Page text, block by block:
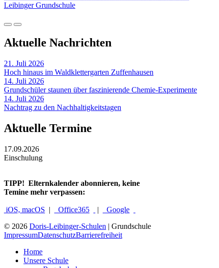
Leibinger Grundschule
Aktuelle Nachrichten
21. Juli 2026
Hoch hinaus im Waldklettergarten Zuffenhausen
14. Juli 2026
Grundschüler staunen über faszinierende Chemie-Experimente
14. Juli 2026
Nachtrag zu den Nachhaltigkeitstagen
Aktuelle Termine
17.09.2026
Einschulung
TIPP! Elternkalender abonnieren, keine
Temine mehr verpassen:
iOS, macOS | Office365 |
Google
© 2026 Doris-Leibinger-Schulen | Grundschule
ImpressumDatenschutzBarrierefreiheit
Home
Unsere Schule